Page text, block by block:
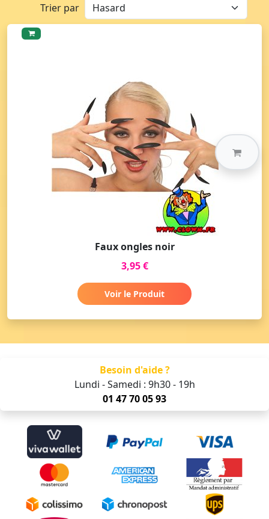
Trier par
Faux ongles noir
3,95 €
Voir le Produit
Besoin d'aide ?
Lundi - Samedi : 9h30 - 19h
01 47 70 05 93